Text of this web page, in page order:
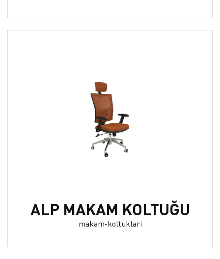
ALP MAKAM KOLTUĞU
makam-koltuklari